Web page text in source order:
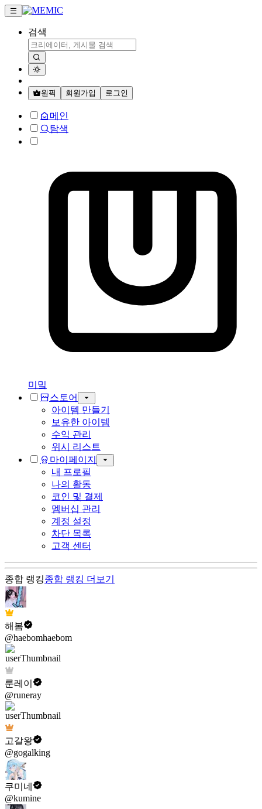
검색
원픽 회원가입 로그인
메인
탐색
미밐
스토어
아이템 만들기
보유한 아이템
수익 관리
위시 리스트
마이페이지
내 프로필
나의 활동
코인 및 결제
멤버십 관리
계정 설정
차단 목록
고객 센터
종합 랭킹종합 랭킹 더보기
해봄
@haebomhaebom
룬레이
@runeray
고갈왕
@gogalking
쿠미네
@kumine